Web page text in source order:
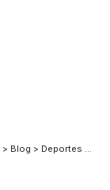
> Blog > Deportes